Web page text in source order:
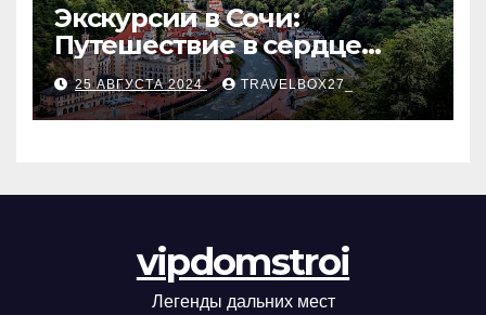
Экскурсии в Сочи:
Путешествие в сердце
Черноморского курорта
25 АВГУСТА 2024 TRAVELBOX27_
vipdomstroi
Легенды дальних мест